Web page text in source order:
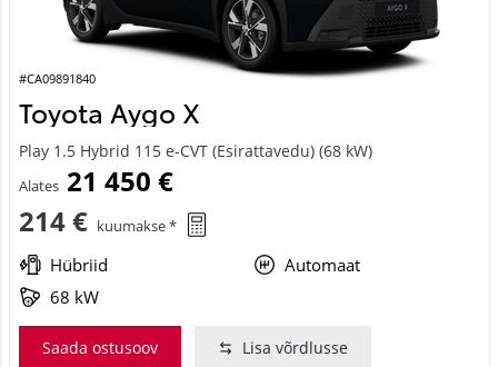
#CA09891840
Toyota Aygo X
Play 1.5 Hybrid 115 e-CVT (Esirattavedu) (68 kW)
Alates 21 450 €
214 € kuumakse *
Hübriid
Automaat
68 kW
Saada ostusoov Lisa võrdlusse